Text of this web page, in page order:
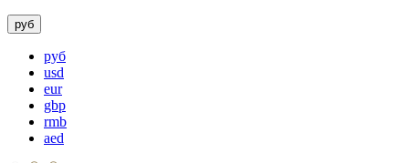
руб
руб
usd
eur
gbp
rmb
aed